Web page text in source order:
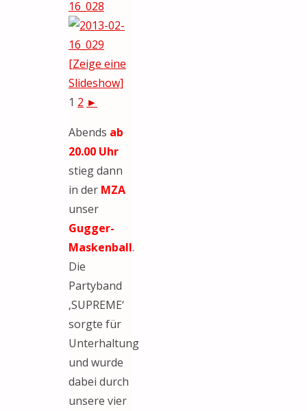
[Zeige eine
Slideshow]
1 2 ►
Abends ab
20.00 Uhr
stieg dann
in der MZA
unser
Gugger-
Maskenball.
Die
Partyband
‚SUPREME‘
sorgte für
Unterhaltung
und wurde
dabei durch
unsere vier